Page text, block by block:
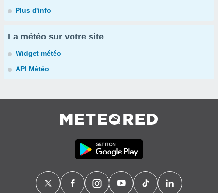
Plus d'info
La météo sur votre site
Widget météo
API Météo